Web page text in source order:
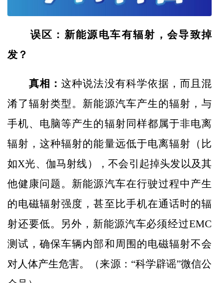
误区：新能源电车有辐射，会导致掉
发？
真相：这种说法没有科学依据，而且混
淆了辐射类型。新能源汽车产生的辐射，与
手机、电脑等产生的辐射同样都属于非电离
辐射，这种辐射的能量远低于电离辐射（比
如X光、伽马射线），不会引起掉头发以及其
他健康问题。新能源汽车在行驶过程中产生
的电磁辐射强度，甚至比手机在通话时的辐
射还要低。另外，新能源汽车必须经过EMC
测试，确保车辆内部和周围的电磁辐射不会
对人体产生危害。（来源：“科学辟谣”微信公